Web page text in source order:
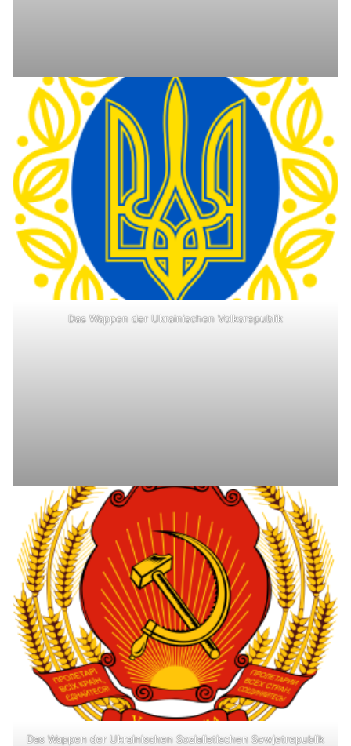
Das Wappen der Ukrainischen Volksrepublik
Das Wappen der Ukrainischen Sozialistischen Sowjetrepublik